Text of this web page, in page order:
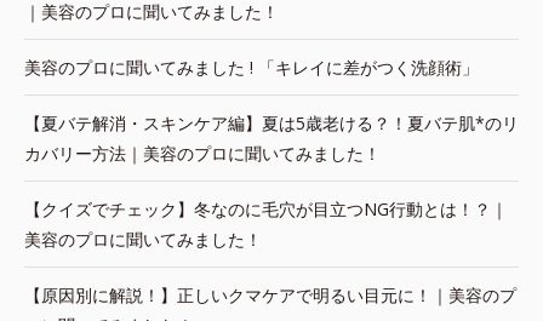
｜美容のプロに聞いてみました！
美容のプロに聞いてみました ! 「キレイに差がつく洗顔術」
【夏バテ解消・スキンケア編】夏は5歳老ける？！夏バテ肌*のリ
カバリー方法｜美容のプロに聞いてみました！
【クイズでチェック】冬なのに毛穴が目立つNG行動とは！？｜
美容のプロに聞いてみました！
【原因別に解説！】正しいクマケアで明るい目元に！｜美容のプ